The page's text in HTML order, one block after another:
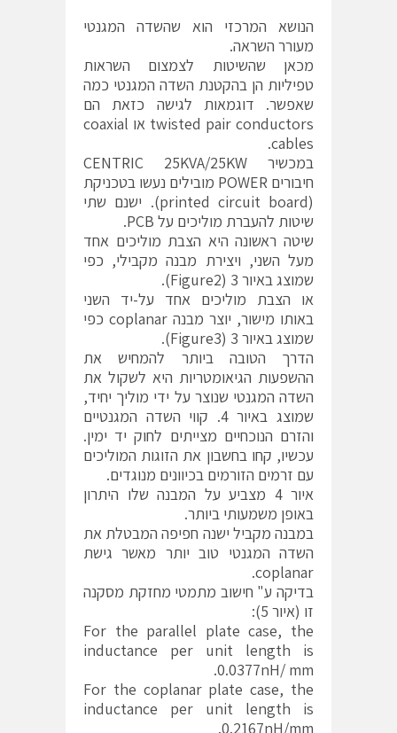
הנושא המרכזי הוא שהשדה המגנטי
מעורר השראה.
מכאן שהשיטות לצמצום השראות
טפיליות הן בהקטנת השדה המגנטי כמה
שאפשר. דוגמאות לגישה כזאת הם
twisted pair conductors או coaxial
cables.
במכשיר CENTRIC 25KVA/25KW
חיבורים POWER מובילים נעשו בטכניקת
(printed circuit board). ישנם שתי
שיטות להעברת מוליכים על PCB.
שיטה ראשונה היא הצבת מוליכים אחד
מעל השני, ויצירת מבנה מקבילי, כפי
שמוצג באיור 3 (Figure2).
או הצבת מוליכים אחד על-יד השני
באותו מישור, יוצר מבנה coplanar כפי
שמוצג באיור 3 (Figure3).
הדרך הטובה ביותר להמחיש את
ההשפעות הגיאומטריות היא לשקול את
השדה המגנטי שנוצר על ידי מוליך יחיד,
שמוצג באיור 4. קווי השדה המגנטיים
והזרם הנוכחיים מצייתים לחוק יד ימין.
עכשיו, קחו בחשבון את הזוגות המוליכים
עם זרמים הזורמים בכיוונים מנוגדים.
איור 4 מצביע על המבנה שלו היתרון
באופן משמעותי ביותר.
במבנה מקביל ישנה חפיפה המבטלת את
השדה המגנטי טוב יותר מאשר גישת
coplanar.
בדיקה ע" חישוב מתמטי מחזקת מסקנה
זו (איור 5):
For the parallel plate case, the
inductance per unit length is
0.0377nH/ mm.
For the coplanar plate case, the
inductance per unit length is
0.2167nH/mm.